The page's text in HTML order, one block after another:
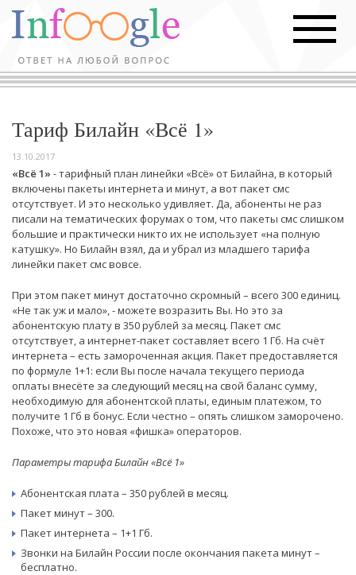
Тариф Билайн «Всё 1»
13.10.2017
«Всё 1» - тарифный план линейки «Всё» от Билайна, в который
включены пакеты интернета и минут, а вот пакет смс
отсутствует. И это несколько удивляет. Да, абоненты не раз
писали на тематических форумах о том, что пакеты смс слишком
большие и практически никто их не использует «на полную
катушку». Но Билайн взял, да и убрал из младшего тарифа
линейки пакет смс вовсе.
При этом пакет минут достаточно скромный – всего 300 единиц.
«Не так уж и мало», - можете возразить Вы. Но это за
абонентскую плату в 350 рублей за месяц. Пакет смс
отсутствует, а интернет-пакет составляет всего 1 Гб. На счёт
интернета – есть замороченная акция. Пакет предоставляется
по формуле 1+1: если Вы после начала текущего периода
оплаты внесёте за следующий месяц на свой баланс сумму,
необходимую для абонентской платы, единым платежом, то
получите 1 Гб в бонус. Если честно – опять слишком заморочено.
Похоже, что это новая «фишка» операторов.
Параметры тарифа Билайн «Всё 1»
Абонентская плата – 350 рублей в месяц.
Пакет минут – 300.
Пакет интернета – 1+1 Гб.
Звонки на Билайн России после окончания пакета минут –
бесплатно.